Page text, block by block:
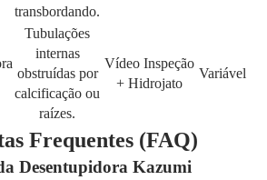
transbordando.
Tubulações
internas
obstruídas por
calcificação ou
raízes.
Vídeo Inspeção
+ Hidrojato
Variável
Frequentes (FAQ)
Desentupidora Kazumi